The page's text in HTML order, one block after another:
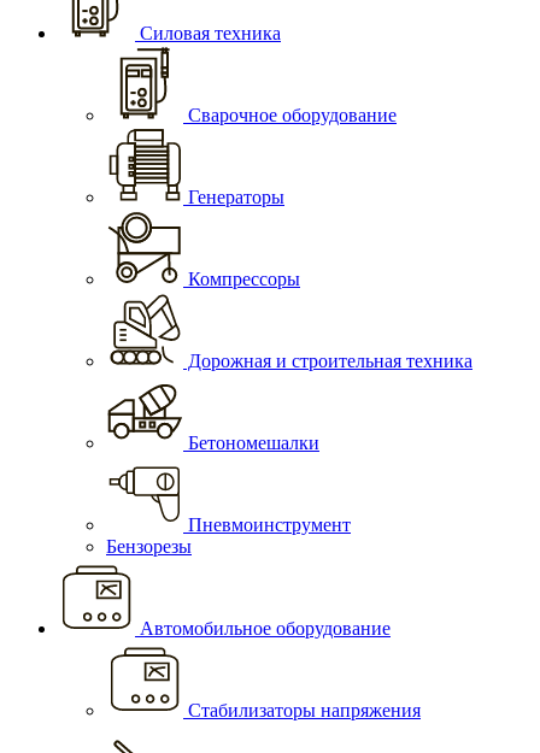
Силовая техника
Сварочное оборудование
Генераторы
Компрессоры
Дорожная и строительная техника
Бетономешалки
Пневмоинструмент
Бензорезы
Автомобильное оборудование
Стабилизаторы напряжения